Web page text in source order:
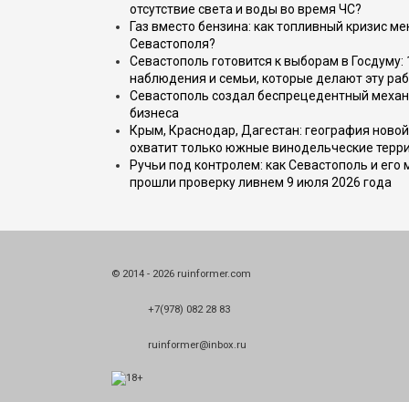
отсутствие света и воды во время ЧС?
Газ вместо бензина: как топливный кризис
Севастополя?
Севастополь готовится к выборам в Госдуму:
наблюдения и семьи, которые делают эту
Севастополь создал беспрецедентный
бизнеса
Крым, Краснодар, Дагестан: география
охватит только южные винодельческие
Ручьи под контролем: как Севастополь и
прошли проверку ливнем 9 июля 2026 года
© 2014 - 2026 ruinformer.com
+7(978) 082 28 83
ruinformer@inbox.ru